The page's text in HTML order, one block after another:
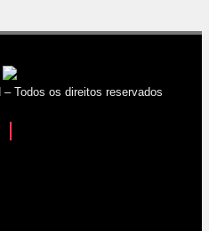
– Todos os direitos reservados